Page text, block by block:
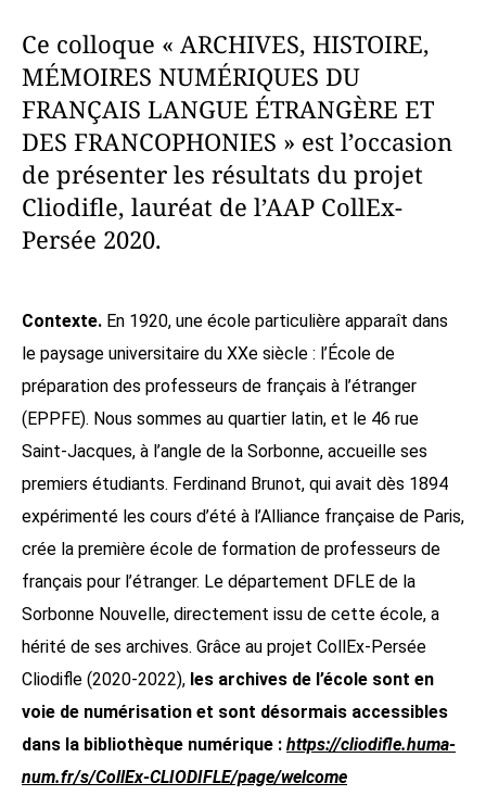
Ce colloque « ARCHIVES, HISTOIRE,
MÉMOIRES NUMÉRIQUES DU
FRANÇAIS LANGUE ÉTRANGÈRE ET
DES FRANCOPHONIES » est l’occasion
de présenter les résultats du projet
Cliodifle, lauréat de l’AAP CollEx-
Persée 2020.
Contexte. En 1920, une école particulière apparaît dans
le paysage universitaire du XXe siècle : l’École de
préparation des professeurs de français à l’étranger
(EPPFE). Nous sommes au quartier latin, et le 46 rue
Saint-Jacques, à l’angle de la Sorbonne, accueille ses
premiers étudiants. Ferdinand Brunot, qui avait dès 1894
expérimenté les cours d’été à l’Alliance française de Paris,
crée la première école de formation de professeurs de
français pour l’étranger. Le département DFLE de la
Sorbonne Nouvelle, directement issu de cette école, a
hérité de ses archives. Grâce au projet CollEx-Persée
Cliodifle (2020-2022), les archives de l’école sont en
voie de numérisation et sont désormais accessibles
dans la bibliothèque numérique : https://cliodifle.huma-
num.fr/s/CollEx-CLIODIFLE/page/welcome